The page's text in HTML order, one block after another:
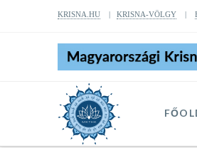
KRISNA.HU| KRISNA-VÖLGY|